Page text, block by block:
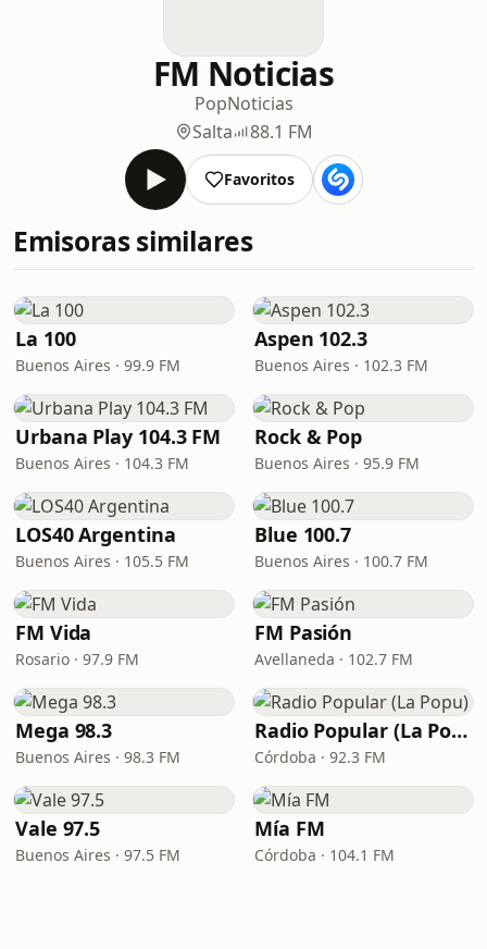
FM Noticias
PopNoticias
Salta
88.1 FM
Favoritos
Emisoras similares
La 100
Buenos Aires · 99.9 FM
Aspen 102.3
Buenos Aires · 102.3 FM
Urbana Play 104.3 FM
Buenos Aires · 104.3 FM
Rock & Pop
Buenos Aires · 95.9 FM
LOS40 Argentina
Buenos Aires · 105.5 FM
Blue 100.7
Buenos Aires · 100.7 FM
FM Vida
Rosario · 97.9 FM
FM Pasión
Avellaneda · 102.7 FM
Mega 98.3
Buenos Aires · 98.3 FM
Radio Popular (La Popu)
Córdoba · 92.3 FM
Vale 97.5
Buenos Aires · 97.5 FM
Mía FM
Córdoba · 104.1 FM